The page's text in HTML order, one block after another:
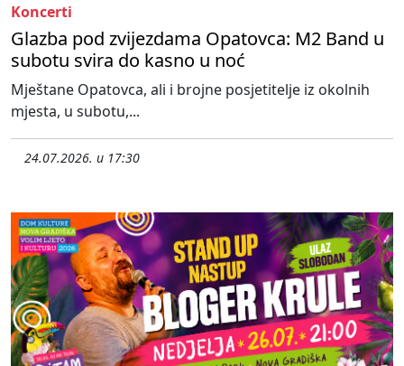
Koncerti
Glazba pod zvijezdama Opatovca: M2 Band u
subotu svira do kasno u noć
Mještane Opatovca, ali i brojne posjetitelje iz okolnih
mjesta, u subotu,...
24.07.2026. u 17:30